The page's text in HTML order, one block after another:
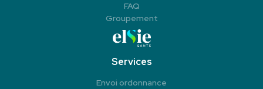
FAQ
Groupement
Services
Envoi ordonnance